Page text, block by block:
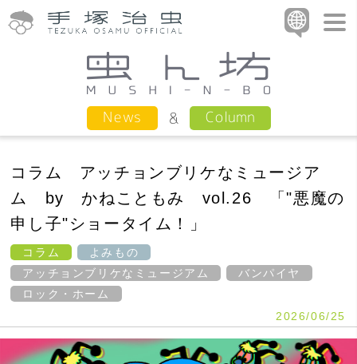
News Column
コラム アッチョンブリケなミュージア
ム by かねこともみ vol.26 「"悪魔の
申し子"ショータイム！」
コラム
よみもの
アッチョンブリケなミュージアム
バンパイヤ
ロック・ホーム
2026/06/25